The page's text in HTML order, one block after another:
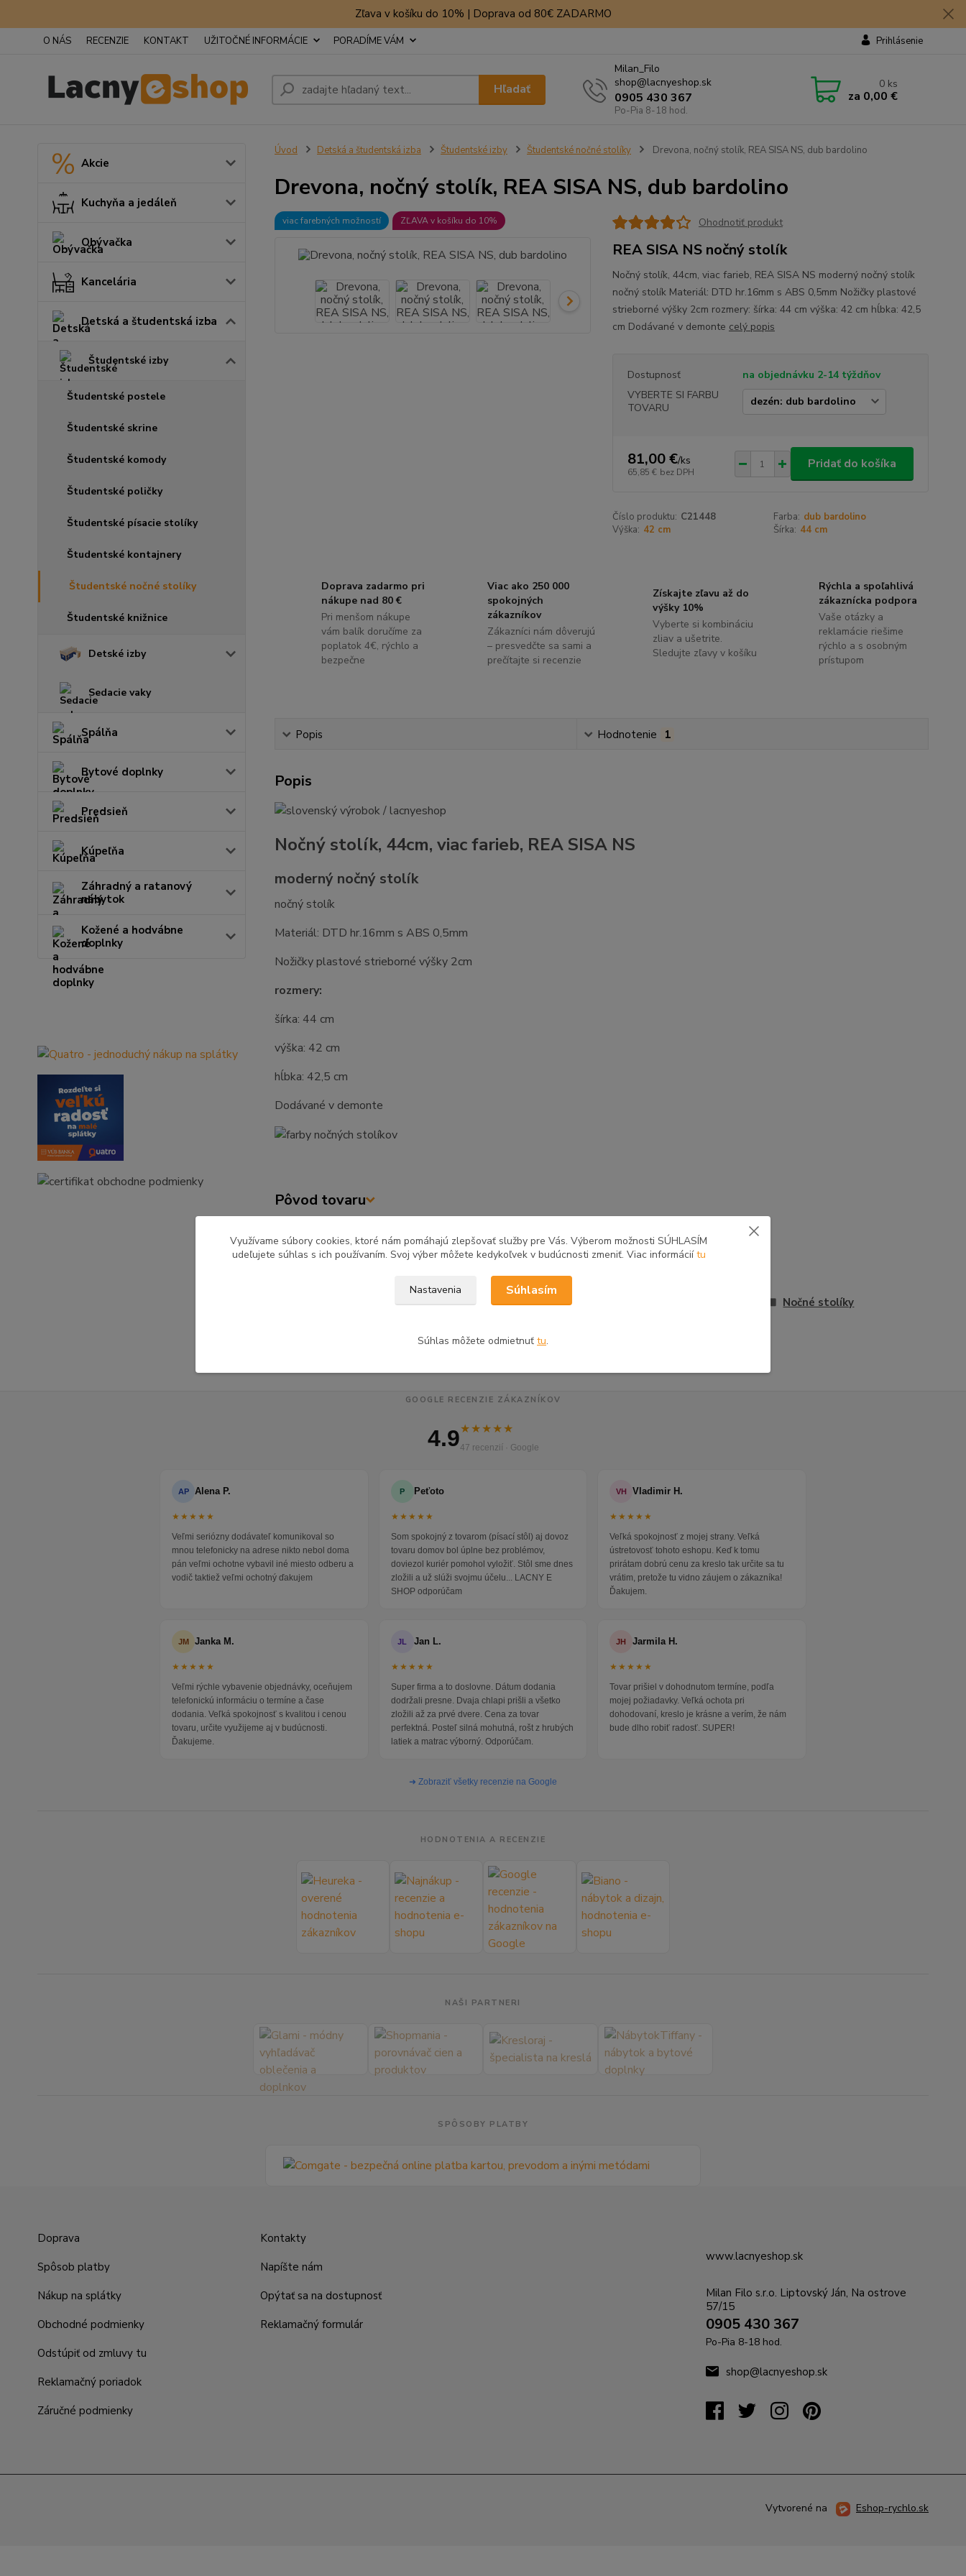
Zľava v košíku do 10% | Doprava od 80€ ZADARMO
O NÁS RECENZIE KONTAKT UŽITOČNÉ INFORMÁCIE PORADÍME VÁM Prihlásenie
Hľadať
Milan_Filo
shop@lacnyeshop.sk
0905 430 367
Po-Pia 8-18 hod.
0 ks
za 0,00 €
Akcie
Kuchyňa a jedáleň
Obývačka
Kancelária
Detská a študentská izba
Študentské izby
Študentské postele
Študentské skrine
Študentské komody
Študentské poličky
Študentské písacie stolíky
Študentské kontajnery
Študentské nočné stolíky
Študentské knižnice
Detské izby
Sedacie vaky
Spálňa
Bytové doplnky
Predsieň
Kúpeľňa
Záhradný a ratanový
nábytok
Kožené a hodvábne
doplnky
Úvod Detská a študentská izba Študentské izby Študentské nočné stolíky Drevona, nočný stolík, REA SISA NS, dub bardolino
Drevona, nočný stolík, REA SISA NS, dub bardolino
viac farebných možností ZĽAVA v košíku do 10% Ohodnotiť produkt
REA SISA NS nočný stolík
Nočný stolík, 44cm, viac farieb, REA SISA NS moderný nočný stolík
nočný stolík Materiál: DTD hr.16mm s ABS 0,5mm Nožičky plastové
strieborné výšky 2cm rozmery: šírka: 44 cm výška: 42 cm hĺbka: 42,5
cm Dodávané v demonte celý popis
Dostupnosť
na objednávku 2-14 týždňov
VYBERTE SI FARBU
TOVARU
81,00 €/ks
65,85 € bez DPH
Pridať do košíka
Číslo produktu: C21448 Farba: dub bardolino
Výška: 42 cm Šírka: 44 cm
Doprava zadarmo pri
nákupe nad 80 €
Pri menšom nákupe
vám balík doručíme za
poplatok 4€, rýchlo a
bezpečne
Viac ako 250 000
spokojných
zákazníkov
Zákazníci nám dôverujú
– presvedčte sa sami a
prečítajte si recenzie
Získajte zľavu až do
výšky 10%
Vyberte si kombináciu
zliav a ušetrite.
Sledujte zľavy v košíku
Rýchla a spoľahlivá
zákaznícka podpora
Vaše otázky a
reklamácie riešime
rýchlo a s osobným
prístupom
Popis Hodnotenie 1
Popis
Nočný stolík, 44cm, viac farieb, REA SISA NS
moderný nočný stolík
nočný stolík
Materiál: DTD hr.16mm s ABS 0,5mm
Nožičky plastové strieborné výšky 2cm
rozmery:
šírka: 44 cm
výška: 42 cm
hĺbka: 42,5 cm
Dodávané v demonte
Pôvod tovaru
Detská a študentská izba Spálňa
Nočné stolíky
GOOGLE RECENZIE ZÁKAZNÍKOV
4.9★★★★★
47 recenzií · Google
AP Alena P.
★★★★★
Veľmi seriózny dodávateľ komunikoval so
mnou telefonicky na adrese nikto nebol doma
pán veľmi ochotne vybavil iné miesto odberu a
vodič taktiež veľmi ochotný ďakujem
P Peťoto
★★★★★
Som spokojný z tovarom (písací stôl) aj dovoz
tovaru domov bol úplne bez problémov,
doviezol kuriér pomohol vyložiť. Stôl sme dnes
zložili a už slúži svojmu účelu... LACNY E
SHOP odporúčam
VH Vladimir H.
★★★★★
Veľká spokojnosť z mojej strany. Veľká
ústretovosť tohoto eshopu. Keď k tomu
prirátam dobrú cenu za kreslo tak určite sa tu
vrátim, pretože tu vidno záujem o zákazníka!
Ďakujem.
JM Janka M.
★★★★★
Veľmi rýchle vybavenie objednávky, oceňujem
telefonickú informáciu o termíne a čase
dodania. Veľká spokojnosť s kvalitou i cenou
tovaru, určite využijeme aj v budúcnosti.
Ďakujeme.
JL Jan L.
★★★★★
Super firma a to doslovne. Dátum dodania
dodržali presne. Dvaja chlapi prišli a všetko
zložili až za prvé dvere. Cena za tovar
perfektná. Posteľ silná mohutná, rošt z hrubých
latiek a matrac výborný. Odporúčam.
JH Jarmila H.
★★★★★
Tovar prišiel v dohodnutom termíne, podľa
mojej požiadavky. Veľká ochota pri
dohodovaní, kreslo je krásne a verím, že nám
bude dlho robiť radosť. SUPER!
➜ Zobraziť všetky recenzie na Google
HODNOTENIA A RECENZIE
NAŠI PARTNERI
SPÔSOBY PLATBY
Doprava
Spôsob platby
Nákup na splátky
Obchodné podmienky
Odstúpiť od zmluvy tu
Reklamačný poriadok
Záručné podmienky
Kontakty
Napíšte nám
Opýtať sa na dostupnosť
Reklamačný formulár
www.lacnyeshop.sk
Milan Filo s.r.o. Liptovský Ján, Na ostrove
57/15
0905 430 367
Po-Pia 8-18 hod.
shop@lacnyeshop.sk
Vytvorené na Eshop-rychlo.sk
Využívame súbory cookies, ktoré nám pomáhajú zlepšovať služby pre Vás. Výberom možnosti SÚHLASÍM
udeľujete súhlas s ich používaním. Svoj výber môžete kedykoľvek v budúcnosti zmeniť. Viac informáciítu
Nastavenia Súhlasím
Súhlas môžete odmietnuť tu.